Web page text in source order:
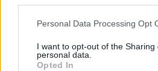
Personal Data Processing Opt
I want to opt-out of the Sharing
personal data.
Opted In